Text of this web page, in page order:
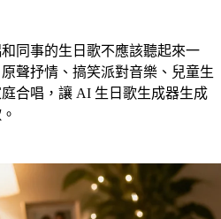
同事的生日歌不應該聽起來一
聲抒情、搞笑派對音樂、兒童生
合唱，讓 AI 生日歌生成器生成